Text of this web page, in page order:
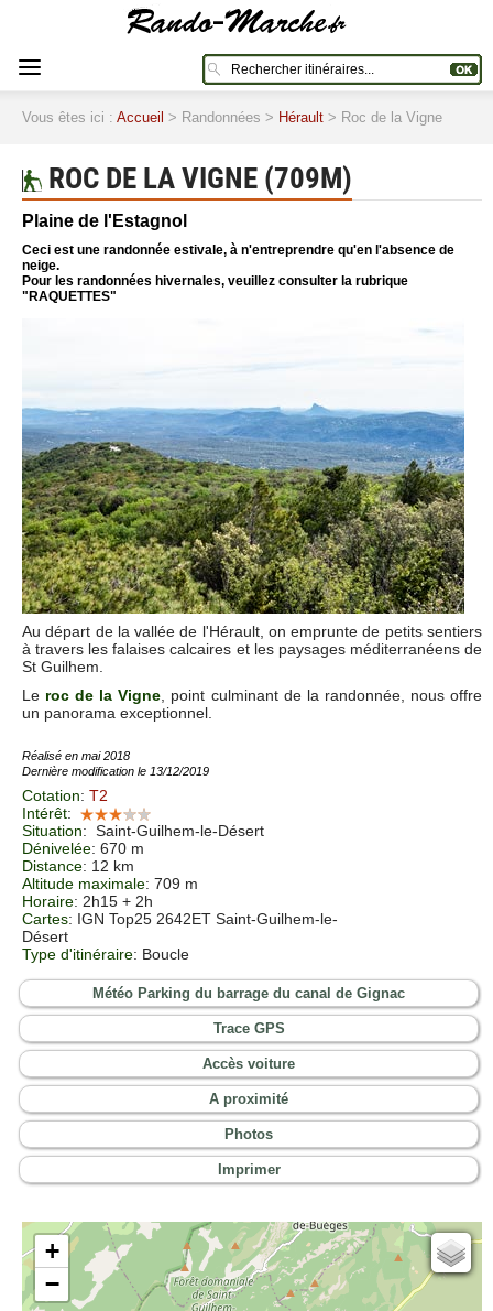
Vous êtes ici : Accueil > Randonnées > Hérault > Roc de la Vigne
ROC DE LA VIGNE (709M)
Plaine de l'Estagnol
Ceci est une randonnée estivale, à n'entreprendre qu'en l'absence de
neige.
Pour les randonnées hivernales, veuillez consulter la rubrique
"RAQUETTES"
Au départ de la vallée de l'Hérault, on emprunte de petits sentiers
à travers les falaises calcaires et les paysages méditerranéens de
St Guilhem.
Le roc de la Vigne , point culminant de la randonnée, nous offre
un panorama exceptionnel.
Réalisé en mai 2018
Dernière modification le 13/12/2019
Cotation: T2
Intérêt:
Situation: Saint-Guilhem-le-Désert
Dénivelée: 670 m
Distance: 12 km
Altitude maximale: 709 m
Horaire: 2h15 + 2h
Cartes: IGN Top25 2642ET Saint-Guilhem-le-
Désert
Type d'itinéraire: Boucle
Météo Parking du barrage du canal de Gignac
Trace GPS
Accès voiture
A proximité
Photos
Imprimer
+
−
Cartes IGN
Open Topo Map